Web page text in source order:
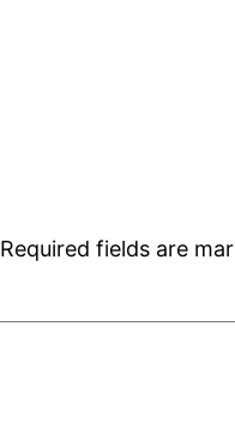
Required fields are